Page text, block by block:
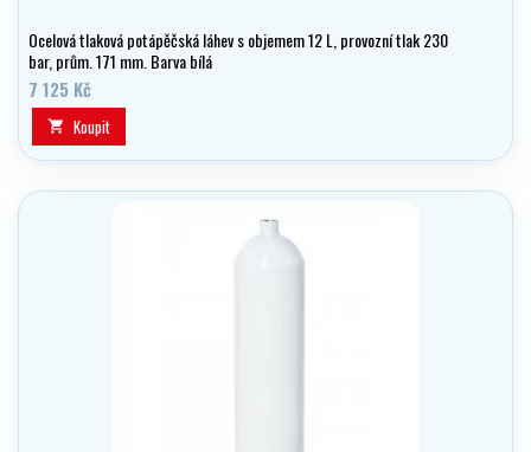
Ocelová tlaková potápěčská láhev s objemem 12 L, provozní tlak 230
bar, prům. 171 mm. Barva bílá
7 125 Kč
 Koupit